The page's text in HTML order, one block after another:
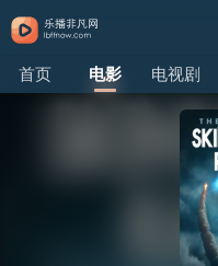
首页 电影 电视剧